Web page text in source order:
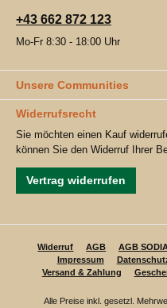
+43 662 872 123
Mo-Fr 8:30 - 18:00 Uhr
Unsere Communities
Widerrufsrecht
Sie möchten einen Kauf
können Sie den Widerruf Ihrer
Vertrag widerrufen
Widerruf AGB AGB
Impressum
Versand & Zahlung
Alle Preise inkl. gesetzl.